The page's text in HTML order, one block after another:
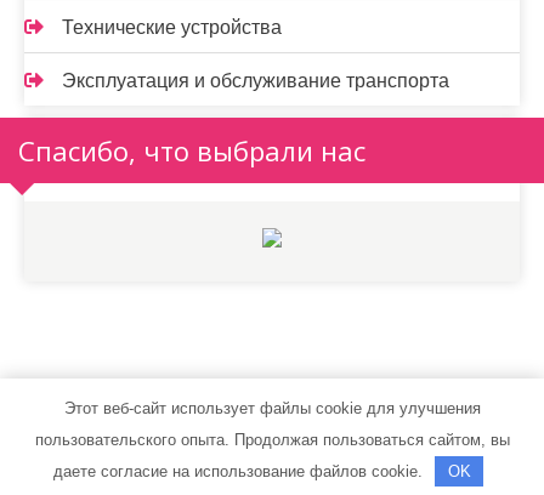
Технические устройства
Эксплуатация и обслуживание транспорта
Спасибо, что выбрали нас
autostylent.ru - Работает на WordPress
Тема от Grace Themes
Этот веб-сайт использует файлы cookie для улучшения
пользовательского опыта. Продолжая пользоваться сайтом, вы
даете согласие на использование файлов cookie.
OK